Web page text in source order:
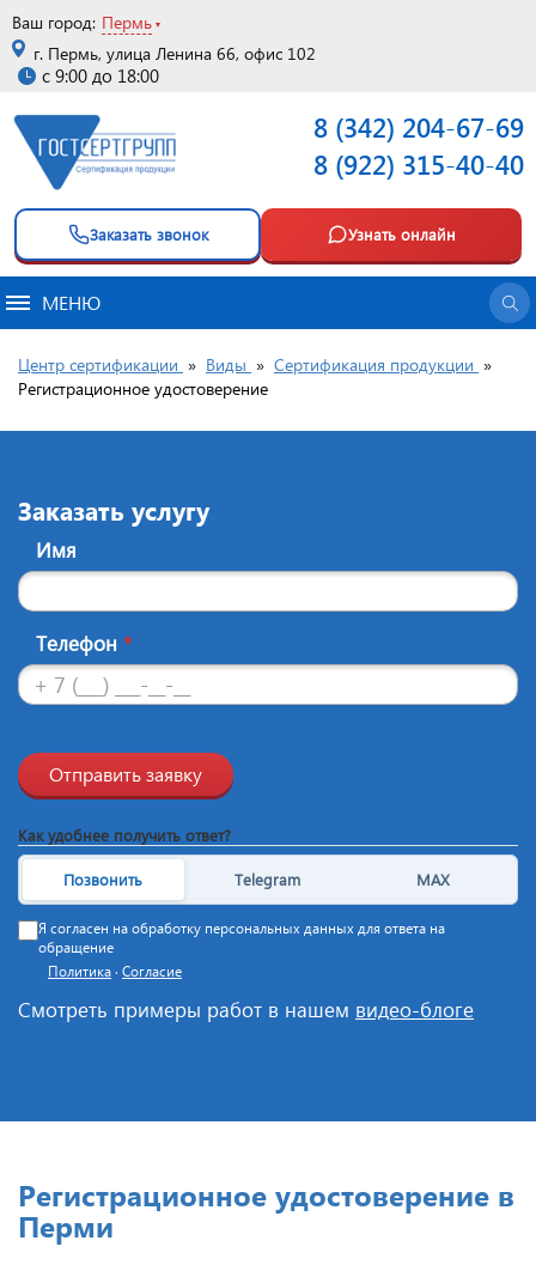
Ваш город: Пермь
г. Пермь, улица Ленина 66, офис 102
с 9:00 до 18:00
8 (342) 204-67-69
8 (922) 315-40-40
Заказать звонок Узнать онлайн
МЕНЮ
Центр сертификации » Виды » Сертификация продукции »
Регистрационное удостоверение
Заказать услугу
Имя
Телефон *
Отправить заявку
Как удобнее получить ответ?
Позвонить Telegram MAX
Я согласен на обработку персональных данных для ответа на
обращение
Политика · Согласие
Смотреть примеры работ в нашем видео-блоге
Регистрационное удостоверение в
Перми